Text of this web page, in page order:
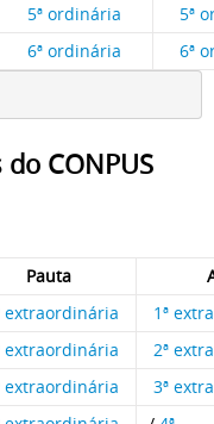
5ª ordinária
5ª
6ª ordinária 6ª
CONPUS
Pauta
extraordinária
1ª
extraordinária
2ª
extraordinária
3ª